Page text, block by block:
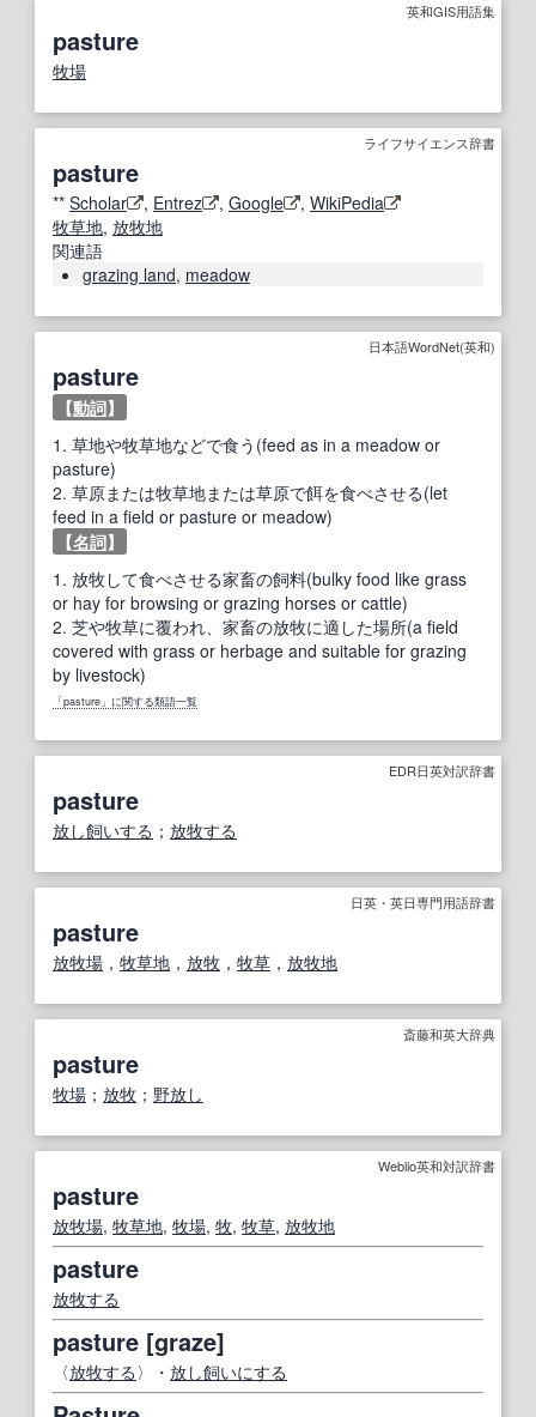
英和GIS用語集
pasture
牧場
ライフサイエンス辞書
pasture
** Scholar , Entrez , Google , WikiPedia
牧草地, 放牧地
関連語
grazing land, meadow
日本語WordNet(英和)
pasture
【動詞】
1. 草地や牧草地などで食う(feed as in a meadow or
pasture)
2. 草原または牧草地または草原で餌を食べさせる(let
feed in a field or pasture or meadow)
【名詞】
1. 放牧して食べさせる家畜の飼料(bulky food like grass
or hay for browsing or grazing horses or cattle)
2. 芝や牧草に覆われ、家畜の放牧に適した場所(a field
covered with grass or herbage and suitable for grazing
by livestock)
「pasture」に関する類語一覧
EDR日英対訳辞書
pasture
放し飼いする ； 放牧する
日英・英日専門用語辞書
pasture
放牧場 ， 牧草地 ， 放牧 ， 牧草 ， 放牧地
斎藤和英大辞典
pasture
牧場 ； 放牧 ； 野放し
Weblio英和対訳辞書
pasture
放牧場, 牧草地, 牧場, 牧, 牧草, 放牧地
pasture
放牧する
pasture [graze]
〈放牧する 〉・ 放し飼いにする